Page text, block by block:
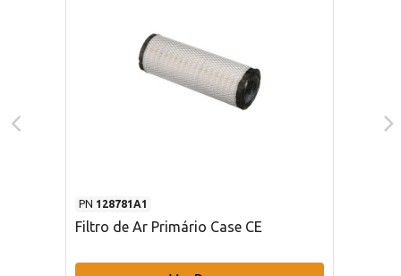
PN 128781A1
Filtro de Ar Primário Case CE